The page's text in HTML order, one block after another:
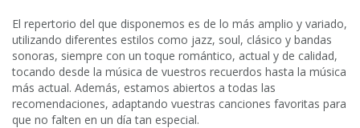
El repertorio del que disponemos es de lo más amplio y variado,
utilizando diferentes estilos como jazz, soul, clásico y bandas
sonoras, siempre con un toque romántico, actual y de calidad,
tocando desde la música de vuestros recuerdos hasta la música
más actual. Además, estamos abiertos a todas las
recomendaciones, adaptando vuestras canciones favoritas para
que no falten en un día tan especial.